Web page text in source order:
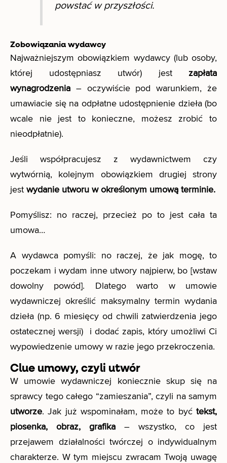
powstać w przyszłości.
Zobowiązania wydawcy
Najważniejszym obowiązkiem wydawcy (lub osoby,
której udostępniasz utwór) jest zapłata
wynagrodzenia – oczywiście pod warunkiem, że
umawiacie się na odpłatne udostępnienie dzieła (bo
wcale nie jest to konieczne, możesz zrobić to
nieodpłatnie).
Jeśli współpracujesz z wydawnictwem czy
wytwórnią, kolejnym obowiązkiem drugiej strony
jest wydanie utworu w określonym umową terminie.
Pomyślisz: no raczej, przecież po to jest cała ta
umowa…
A wydawca pomyśli: no raczej, że jak mogę, to
poczekam i wydam inne utwory najpierw, bo [wstaw
dowolny powód]. Dlatego warto w umowie
wydawniczej określić maksymalny termin wydania
dzieła (np. 6 miesięcy od chwili zatwierdzenia jego
ostatecznej wersji) i dodać zapis, który umożliwi Ci
wypowiedzenie umowy w razie jego przekroczenia.
Clue umowy, czyli utwór
W umowie wydawniczej koniecznie skup się na
sprawcy tego całego “zamieszania”, czyli na samym
utworze. Jak już wspominałam, może to byćtekst,
piosenka, obraz, grafika – wszystko, co jest
przejawem działalności twórczej o indywidualnym
charakterze. W tym miejscu zwracam Twoją uwagę